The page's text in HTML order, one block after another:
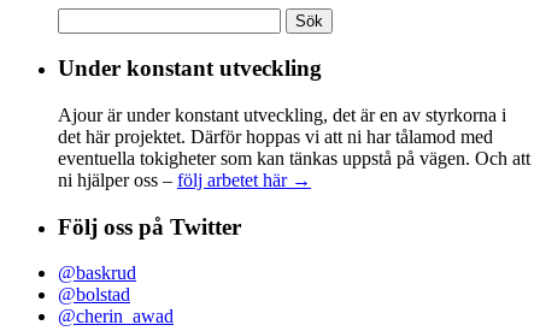
efter:
Under konstant utveckling
Ajour är under konstant utveckling, det är en av styrkorna i
det här projektet. Därför hoppas vi att ni har tålamod med
eventuella tokigheter som kan tänkas uppstå på vägen. Och att
ni hjälper oss – följ arbetet här →
Följ oss på Twitter
@baskrud
@bolstad
@cherin_awad